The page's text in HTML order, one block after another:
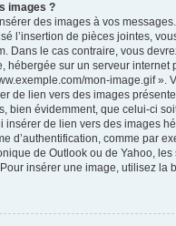
images ?
des images à vos
l’insertion de pièces jointes,
Dans le cas contraire, vous
hébergée sur un serveur internet
mon-image.gif ».
de lien vers des images
bien évidemment, que celui-ci
insérer de lien vers des images
d’authentification, comme par
de Outlook ou de Yahoo, les
insérer une image, utilisez la